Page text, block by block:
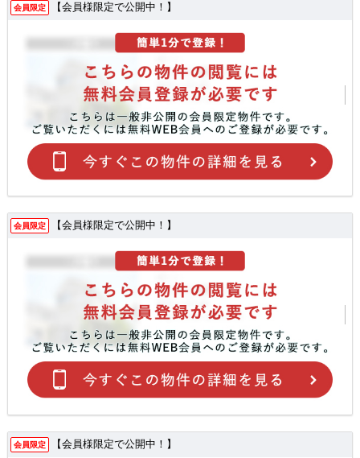
会員限定 【会員様限定で公開中！】
会員限定 【会員様限定で公開中！】
会員限定 【会員様限定で公開中！】